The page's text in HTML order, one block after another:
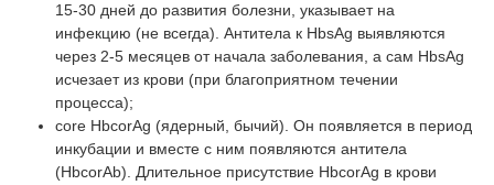
15-30 дней до развития болезни, указывает на
инфекцию (не всегда). Антитела к HbsAg выявляются
через 2-5 месяцев от начала заболевания, а сам HbsAg
исчезает из крови (при благоприятном течении
процесса);
core HbcorAg (ядерный, бычий). Он появляется в период
инкубации и вместе с ним появляются антитела
(HbcorAb). Длительное присутствие HbcorAg в крови